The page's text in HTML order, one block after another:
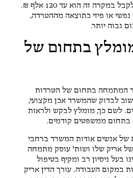
הסכום המקסימלי שניתן לקבל במקרה זה הוא עד 120 אלף ₪.
נפשי או פיזי כתוצאה מההטרדה,
גבוה יותר.
בתחום של
המתמחה בתחום של הטרדות
לבדוק שהמשרד אכן מקצועי,
לשם כך, מומלץ לבקש ולראות
בתחום ממשפטים קודמים.
של אנשים אודות המשרד ברחבי
אריק שלו ושות' עוסק מתמחה
בעל ניסיון רב ומקיף בטיפול
במקום העבודה. עורך הדין אריק